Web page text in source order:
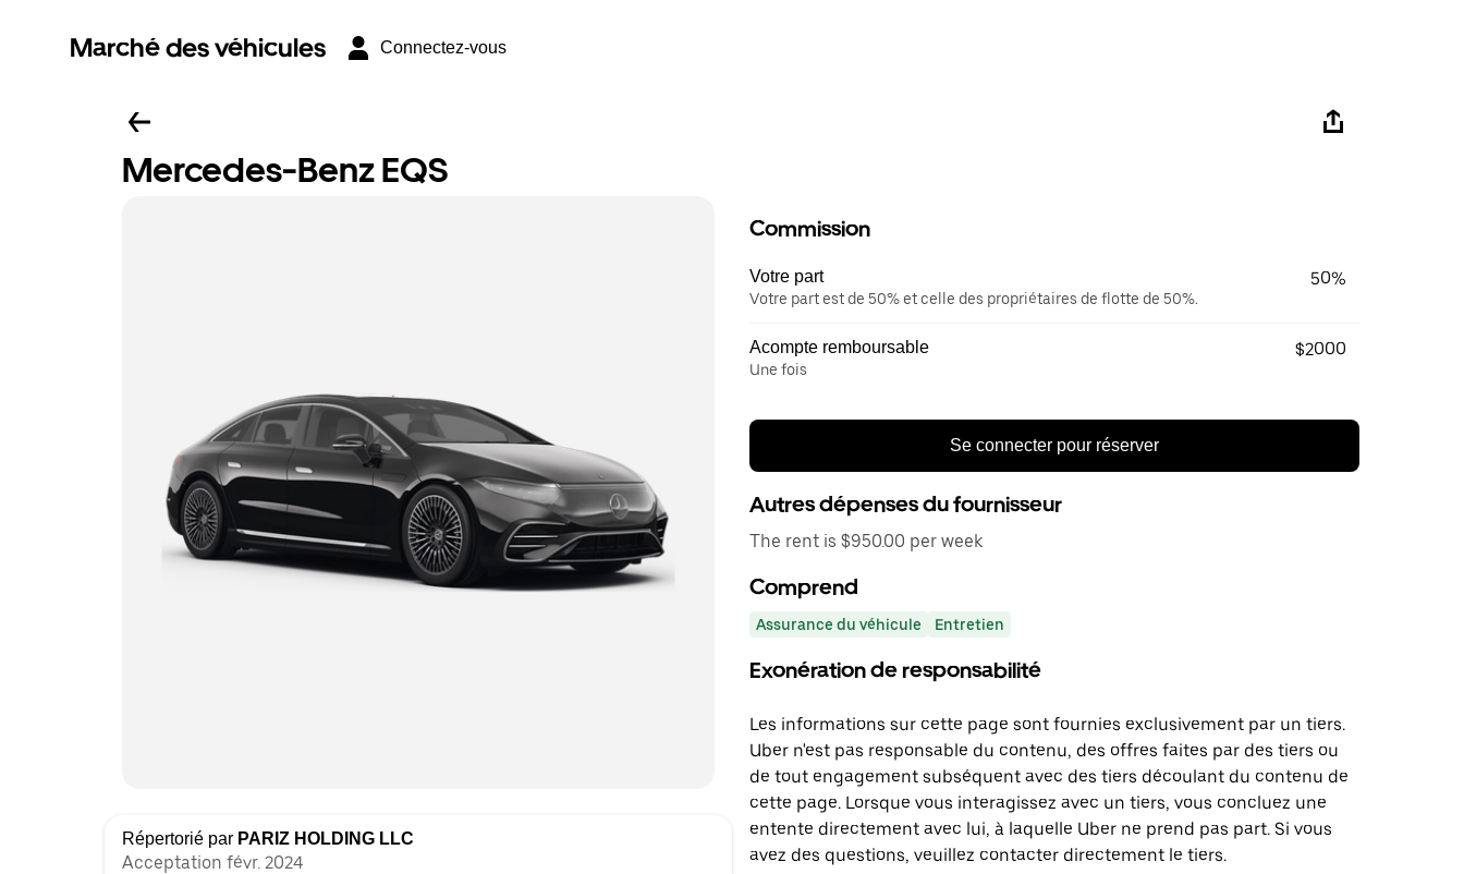
Marché des véhicules Connectez-vous
Mercedes-Benz EQS
Répertorié par PARIZ HOLDING LLC
Acceptation févr. 2024
Commission
Votre part
Votre part est de 50% et celle des propriétaires de flotte de 50%.
50%
Acompte remboursable
Une fois
$2000
Se connecter pour réserver
Autres dépenses du fournisseur
The rent is $950.00 per week
Comprend
Assurance du véhicule Entretien
Exonération de responsabilité
Les informations sur cette page sont fournies exclusivement par un tiers.
Uber n'est pas responsable du contenu, des offres faites par des tiers ou
de tout engagement subséquent avec des tiers découlant du contenu de
cette page. Lorsque vous interagissez avec un tiers, vous concluez une
entente directement avec lui, à laquelle Uber ne prend pas part. Si vous
avez des questions, veuillez contacter directement le tiers.